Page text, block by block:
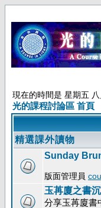
現在的時間是 星期五
光的課程討論區 首頁
精選課外讀物
Sunday
版面管理員
玉苒廈之書
分享玉苒廈書